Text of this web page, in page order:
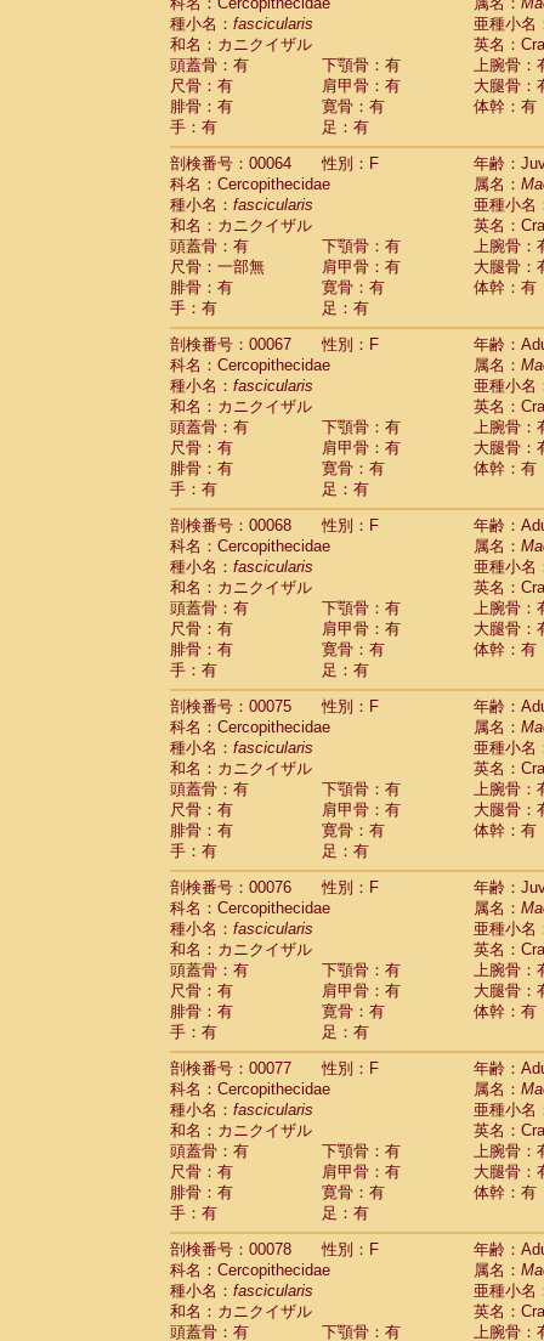
種小名： fascicularis
亜種小名
和名：カニクイザル
英名：
頭蓋骨：有
下顎骨：有
上腕骨：
尺骨：有
肩甲骨：有
大腿骨：
腓骨：有
寛骨：有
体幹：有
手：有
足：有
剖検番号：00064
性別：F
年齢：
科名：Cercopithecidae
属名：
種小名： fascicularis
亜種小名
和名：カニクイザル
英名：
頭蓋骨：有
下顎骨：有
上腕骨：
尺骨：一部無
肩甲骨：有
大腿骨：
腓骨：有
寛骨：有
体幹：有
手：有
足：有
剖検番号：00067
性別：F
年齢：
科名：Cercopithecidae
属名：
種小名： fascicularis
亜種小名
和名：カニクイザル
英名：
頭蓋骨：有
下顎骨：有
上腕骨：
尺骨：有
肩甲骨：有
大腿骨：
腓骨：有
寛骨：有
体幹：有
手：有
足：有
剖検番号：00068
性別：F
年齢：
科名：Cercopithecidae
属名：
種小名： fascicularis
亜種小名
和名：カニクイザル
英名：
頭蓋骨：有
下顎骨：有
上腕骨：
尺骨：有
肩甲骨：有
大腿骨：
腓骨：有
寛骨：有
体幹：有
手：有
足：有
剖検番号：00075
性別：F
年齢：
科名：Cercopithecidae
属名：
種小名： fascicularis
亜種小名
和名：カニクイザル
英名：
頭蓋骨：有
下顎骨：有
上腕骨：
尺骨：有
肩甲骨：有
大腿骨：
腓骨：有
寛骨：有
体幹：有
手：有
足：有
剖検番号：00076
性別：F
年齢：
科名：Cercopithecidae
属名：
種小名： fascicularis
亜種小名
和名：カニクイザル
英名：
頭蓋骨：有
下顎骨：有
上腕骨：
尺骨：有
肩甲骨：有
大腿骨：
腓骨：有
寛骨：有
体幹：有
手：有
足：有
剖検番号：00077
性別：F
年齢：
科名：Cercopithecidae
属名：
種小名： fascicularis
亜種小名
和名：カニクイザル
英名：
頭蓋骨：有
下顎骨：有
上腕骨：
尺骨：有
肩甲骨：有
大腿骨：
腓骨：有
寛骨：有
体幹：有
手：有
足：有
剖検番号：00078
性別：F
年齢：
科名：Cercopithecidae
属名：
種小名： fascicularis
亜種小名
和名：カニクイザル
英名：
頭蓋骨：有
下顎骨：有
上腕骨：